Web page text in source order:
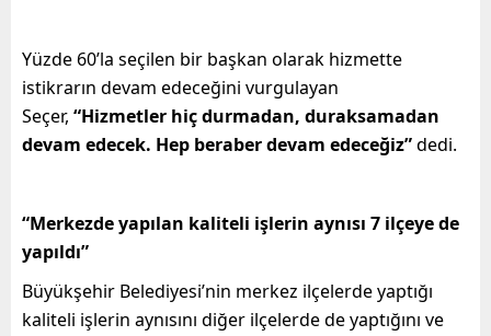
Yüzde 60’la seçilen bir başkan olarak hizmette
istikrarın devam edeceğini vurgulayan
Seçer, “Hizmetler hiç durmadan, duraksamadan
devam edecek. Hep beraber devam edeceğiz”dedi.
“Merkezde yapılan kaliteli işlerin aynısı 7 ilçeye de
yapıldı”
Büyükşehir Belediyesi’nin merkez ilçelerde yaptığı
kaliteli işlerin aynısını diğer ilçelerde de yaptığını ve